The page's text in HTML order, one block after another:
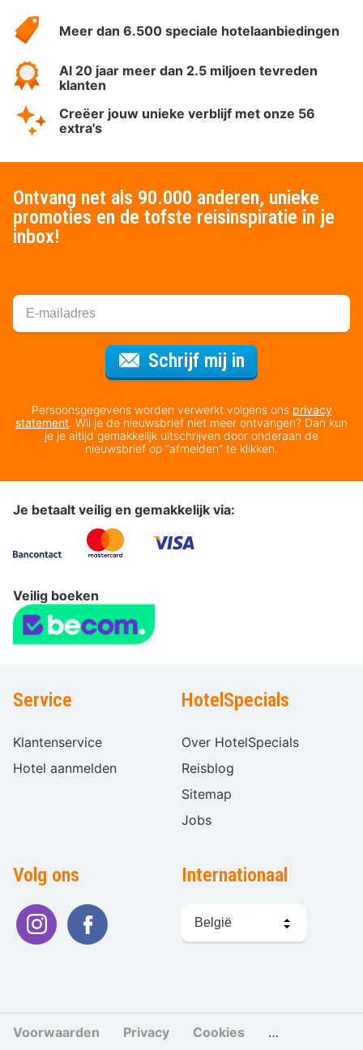
HotelSpecials
Meer dan 6.500 speciale hotelaanbiedingen
Al 20 jaar meer dan 2.5 miljoen tevreden
klanten
Creëer jouw unieke verblijf met onze 56
extra's
Ontvang net als 90.000 anderen, unieke
promoties en de tofste reisinspiratie in je
inbox!
Schrijf mij in
Persoonsgegevens worden verwerkt volgens ons privacy
statement. Wil je de nieuwsbrief niet meer ontvangen? Dan kun
je je altijd gemakkelijk uitschrijven door onderaan de
nieuwsbrief op “afmelden” te klikken.
Je betaalt veilig en gemakkelijk via:
Veilig boeken
Service
Klantenservice
Hotel aanmelden
HotelSpecials
Over HotelSpecials
Reisblog
Sitemap
Jobs
Volg ons Internationaal
kiezen
Voorwaarden Privacy Cookies Cookies